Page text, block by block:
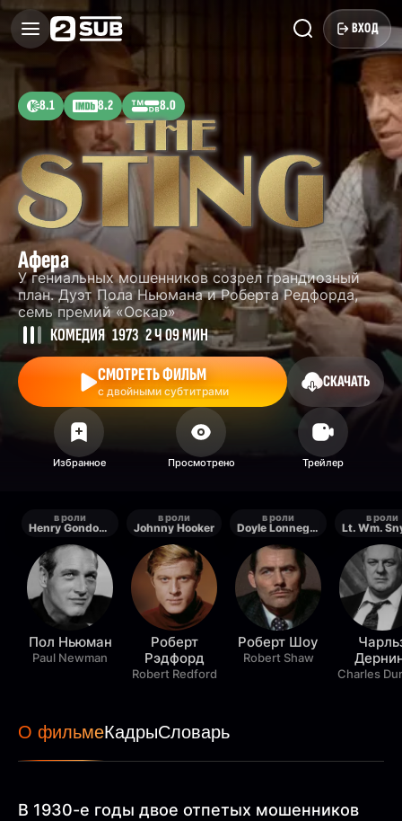
ВХОД
8.1 8.2 8.0
Афера
У гениальных мошенников созрел грандиозный
план. Дуэт Пола Ньюмана и Роберта Редфорда,
семь премий «Оскар»
КОМЕДИЯ 1973 2 Ч 09 МИН
СМОТРЕТЬ ФИЛЬМ
с двойными субтитрами
СКАЧАТЬ
в роли
Henry Gondorff
Пол Ньюман
Paul Newman
в роли
Johnny Hooker
Роберт
Рэдфорд
Robert Redford
в роли
Doyle Lonnegan
Роберт Шоу
Robert Shaw
в роли
Lt. Wm.
Charles
О фильмеКадрыСловарь
В 1930-е годы двое отпетых мошенников